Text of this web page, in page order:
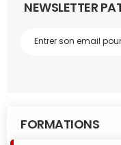
NEWSLETTER
FORMATIONS